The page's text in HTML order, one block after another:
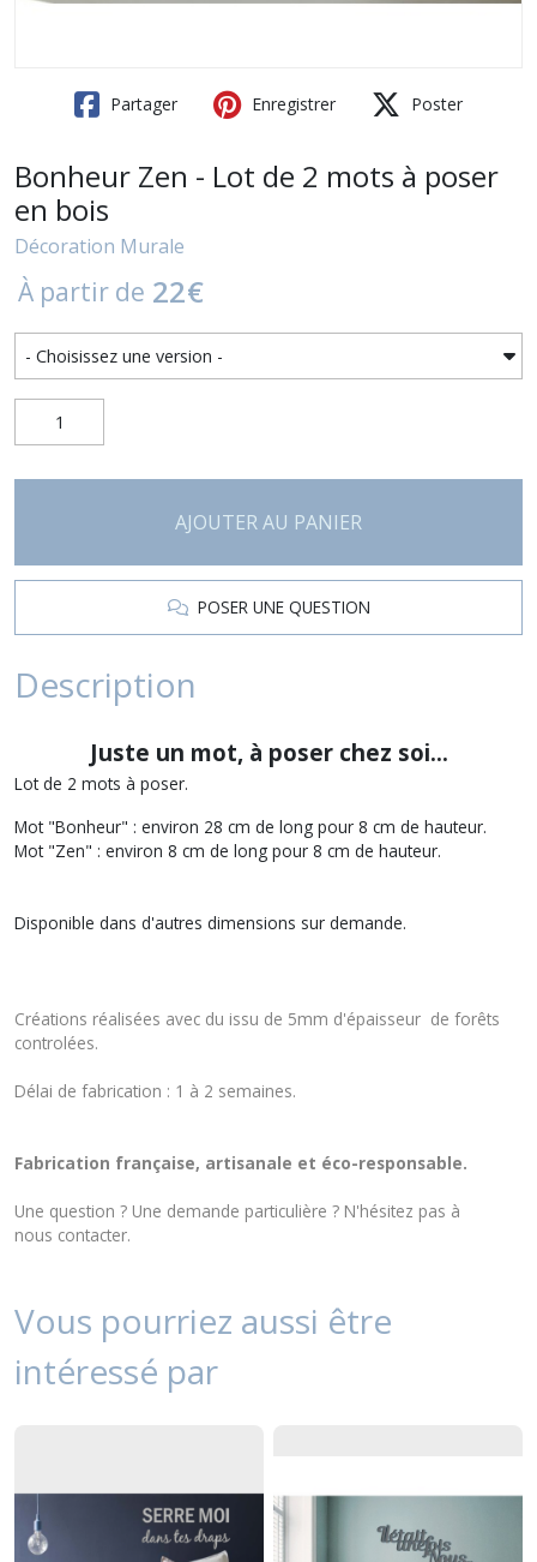
Partager Enregistrer Poster
Bonheur Zen - Lot de 2 mots à poser
en bois
Décoration Murale
À partir de 22€
AJOUTER AU PANIER
POSER UNE QUESTION
Description
Juste un mot, à poser chez soi...
Lot de 2 mots à poser.
Mot "Bonheur" : environ 28 cm de long pour 8 cm de hauteur.
Mot "Zen" : environ 8 cm de long pour 8 cm de hauteur.
Disponible dans d'autres dimensions sur demande.
Créations réalisées avec du issu de 5mm d'épaisseur de forêts
controlées.
Délai de fabrication : 1 à 2 semaines.
Fabrication française, artisanale et éco-responsable.
Une question ? Une demande particulière ? N'hésitez pas à
nous contacter.
Vous pourriez aussi être
intéressé par